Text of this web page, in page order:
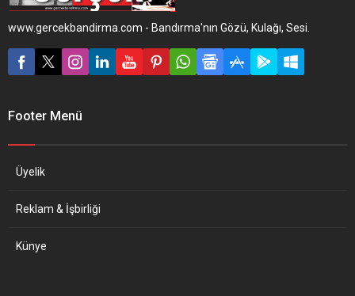
www.gercekbandirma.com - Bandırma'nın Gözü, Kulağı, Sesi.
Footer Menü
Üyelik
Reklam & İşbirliği
Künye